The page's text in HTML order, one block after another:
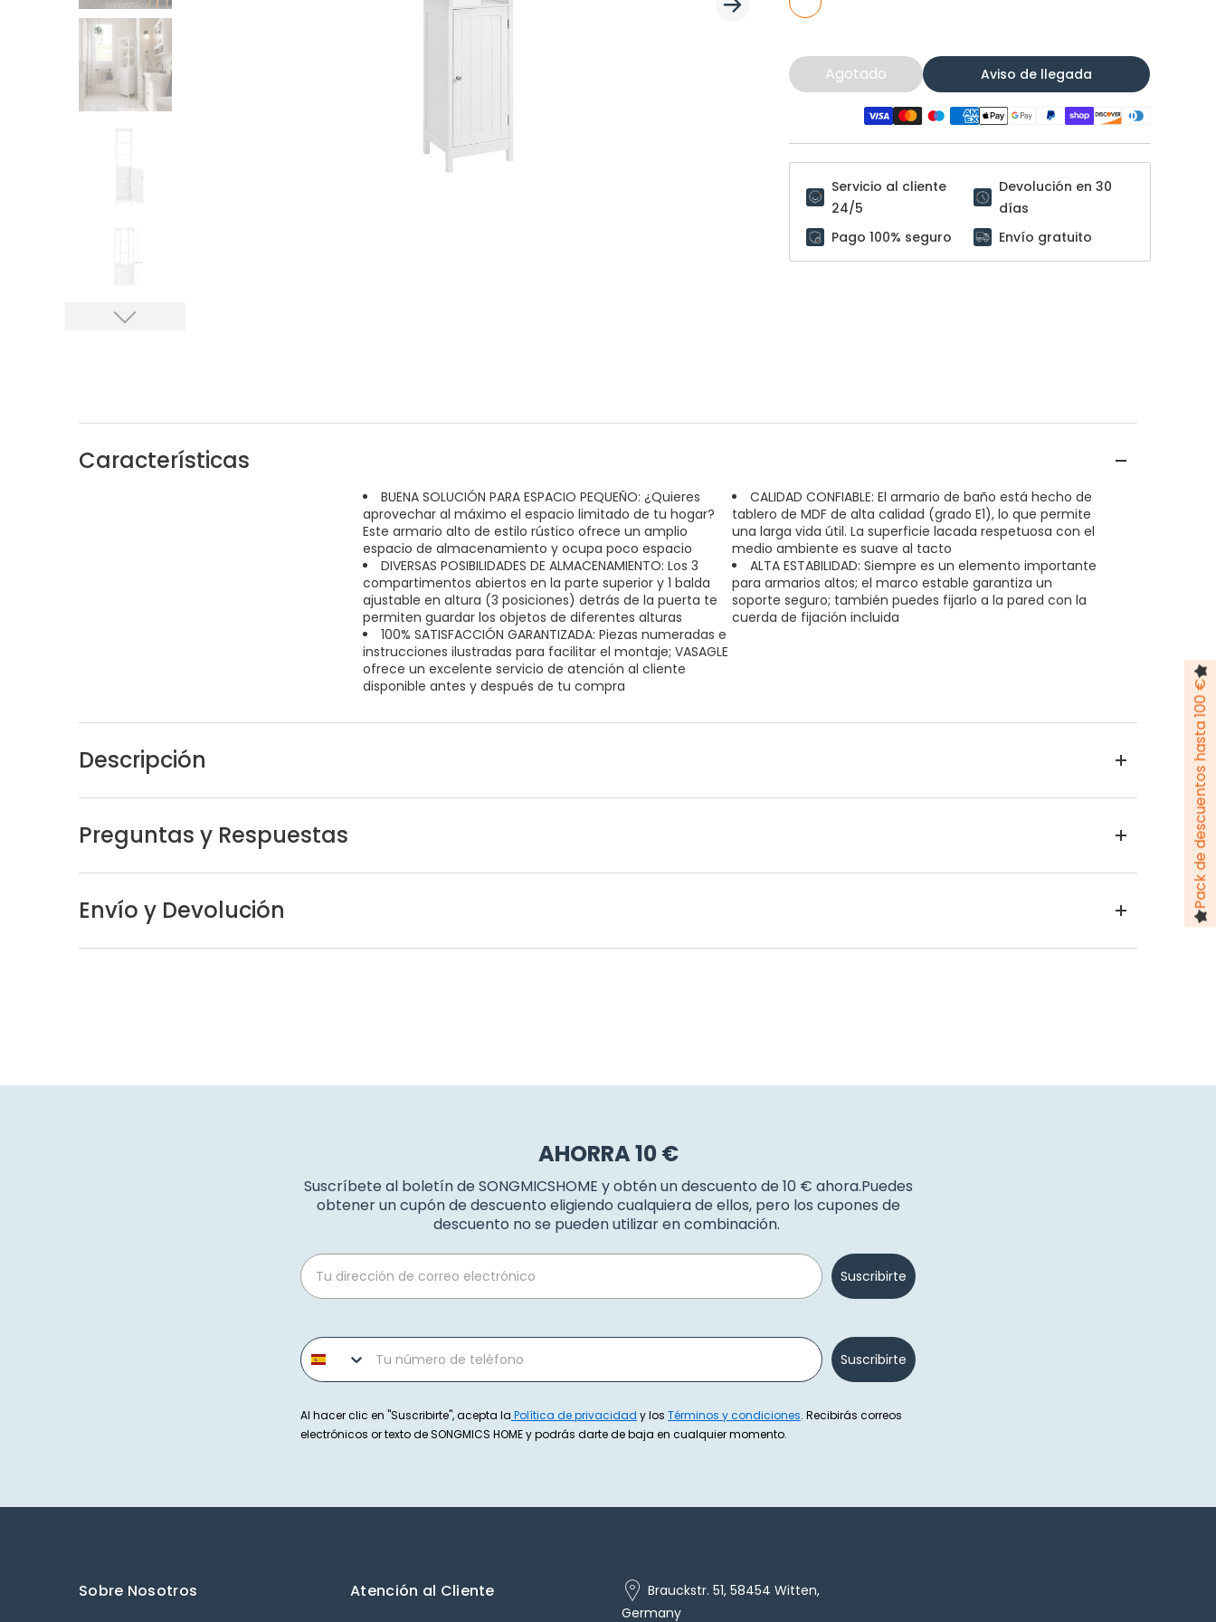
Agotado Aviso de llegada
Servicio al cliente
24/5
Devolución en 30
días
Pago 100% seguro
Envío gratuito
Características
BUENA SOLUCIÓN PARA ESPACIO PEQUEÑO: ¿Quieres
aprovechar al máximo el espacio limitado de tu hogar?
Este armario alto de estilo rústico ofrece un amplio
espacio de almacenamiento y ocupa poco espacio
CALIDAD CONFIABLE: El armario de baño está hecho de
tablero de MDF de alta calidad (grado E1), lo que permite
una larga vida útil. La superficie lacada respetuosa con el
medio ambiente es suave al tacto
DIVERSAS POSIBILIDADES DE ALMACENAMIENTO: Los 3
compartimentos abiertos en la parte superior y 1 balda
ajustable en altura (3 posiciones) detrás de la puerta te
permiten guardar los objetos de diferentes alturas
ALTA ESTABILIDAD: Siempre es un elemento importante
para armarios altos; el marco estable garantiza un
soporte seguro; también puedes fijarlo a la pared con la
cuerda de fijación incluida
100% SATISFACCIÓN GARANTIZADA: Piezas numeradas e
instrucciones ilustradas para facilitar el montaje; VASAGLE
ofrece un excelente servicio de atención al cliente
disponible antes y después de tu compra
Descripción
Preguntas y Respuestas
Envío y Devolución
AHORRA 10 €
Suscríbete al boletín de SONGMICSHOME y obtén un descuento de 10 € ahora.Puedes
obtener un cupón de descuento eligiendo cualquiera de ellos, pero los cupones de
descuento no se pueden utilizar en combinación.
Email
Suscribirte
Phone number
Suscribirte
Al hacer clic en "Suscribirte", acepta la Política de privacidad y los Términos y condiciones. Recibirás correos
electrónicos or texto de SONGMICS HOME y podrás darte de baja en cualquier momento.
Sobre Nosotros Atención al Cliente
Brauckstr. 51, 58454 Witten,
Germany
Pack de descuentos hasta 100 €